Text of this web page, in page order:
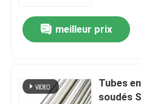
Aperçu
meilleur prix
Tubes
soudés